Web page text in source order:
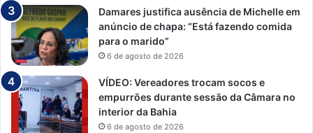
Damares justifica ausência de Michelle em
anúncio de chapa: “Está fazendo comida
para o marido”
6 de agosto de 2026
VÍDEO: Vereadores trocam socos e
empurrões durante sessão da Câmara no
interior da Bahia
6 de agosto de 2026